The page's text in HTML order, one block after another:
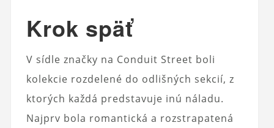
Krok späť
V sídle značky na Conduit Street boli
kolekcie rozdelené do odlišných sekcií, z
ktorých každá predstavuje inú náladu.
Najprv bola romantická a rozstrapatená